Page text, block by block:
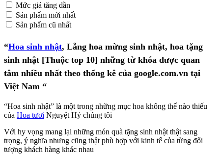
Mức giá tăng dần
Sản phẩm mới nhất
Sản phẩm cũ nhất
“Hoa sinh nhật, Lẵng hoa mừng sinh nhật, hoa tặng
sinh nhật [Thuộc top 10] những từ khóa được quan
tâm nhiều nhất theo thống kê của google.com.vn tại
Việt Nam “
“Hoa sinh nhật” là một trong những mục hoa không thể nào thiếu
của Hoa tươi Nguyệt Hỷ chúng tôi
Với hy vọng mang lại những món quà tặng sinh nhật thật sang
trọng, ý nghĩa nhưng cũng thật phù hợp với kinh tế của từng đối
tượng khách hàng khác nhau